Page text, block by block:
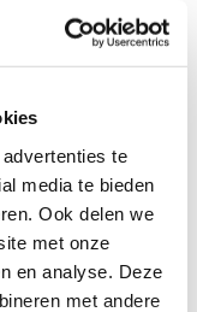
te
media te bieden
Ook delen we
met onze
en analyse. Deze
met andere
jouw campervakantie.